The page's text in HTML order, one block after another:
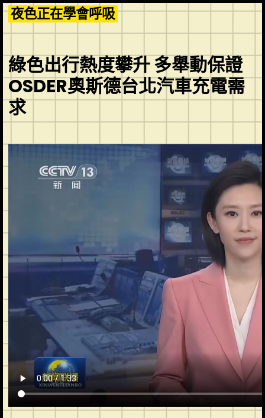
Skip
to
content
夜色正在學會呼吸
綠色出行熱度攀升 多舉動保證
OSDER奧斯德台北汽車充電需
求